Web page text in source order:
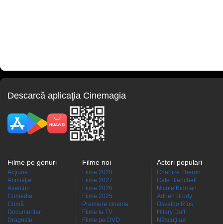
Descarcă aplicaţia Cinemagia
Filme pe genuri
Acţiune
Animaţie
Aventuri
Comedie
Crimă
Documentar
Dragoste
Filme noi
Filme 2028
Filme 2027
Filme 2026
Filme 2025
Premiere cinema
Filme la TV
Filme pe DVD
Actori populari
Charlize Theron
Cate Blanchett
Nicole Kidman
Adrien Brody
Osvaldo Ríos
Hilary Duff
Născuţi azi